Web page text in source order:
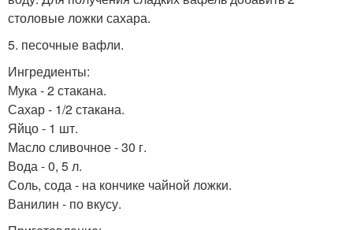
столовые ложки сахара.
5. песочные вафли.
Ингредиенты:
Мука - 2 стакана.
Сахар - 1/2 стакана.
Яйцо - 1 шт.
Масло сливочное - 30 г.
Вода - 0, 5 л.
Соль, сода - на кончике чайной ложки.
Ванилин - по вкусу.